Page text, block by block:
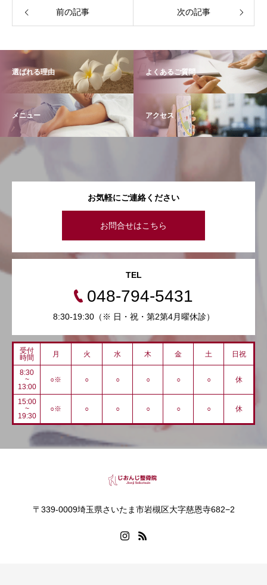
前の記事 次の記事
選ばれる理由 よくあるご質問
メニュー アクセス
お気軽にご連絡ください
お問合せはこちら
TEL
048-794-5431
8:30-19:30（※ 日・祝・第2第4月曜休診）
受付
時間
月 火 水 木 金 土 日祝
8:30
~
13:00
○※ ○ ○ ○ ○ ○ 休
15:00
~
19:30
○※ ○ ○ ○ ○ ○ 休
〒339-0009埼玉県さいたま市岩槻区大字慈恩寺682−2